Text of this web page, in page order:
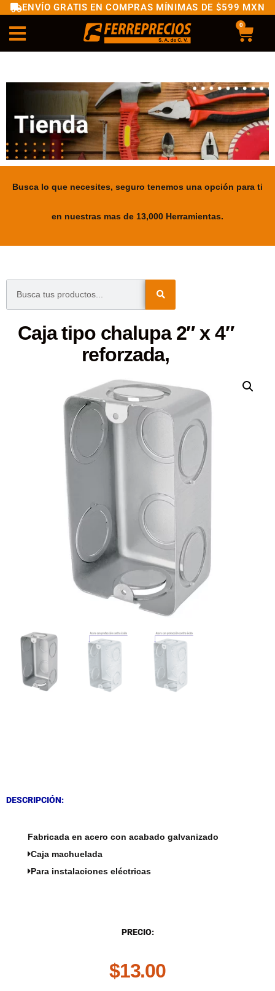
ENVÍO GRATIS EN COMPRAS MÍNIMAS DE $599 MXN
0
Busca lo que necesites, seguro tenemos una opción para ti
en nuestras mas de 13,000 Herramientas.
Caja tipo chalupa 2″ x 4″
reforzada,
DESCRIPCIÓN:
Fabricada en acero con acabado galvanizado
Caja machuelada
Para instalaciones eléctricas
PRECIO:
$13.00